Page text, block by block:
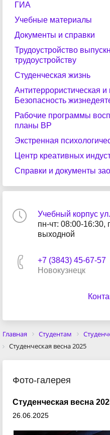
ГИА
Учебные материалы
Документы и справки
Трудоустройство
трудоустройству
Студенческая жизнь
Антитеррористическая и
Безопасность
Рабочие программы
планы ВР
Экстренная
Центр креативных
Справки и документы
Учебный корпус
пн-чт: 08:00-16:30,
выходной
+7 (3843) 45-67-57
Новокузнецк
Главная Студентам
Студенческая весна 2025
Фото-галерея
Студенческая весна
26.06.2025